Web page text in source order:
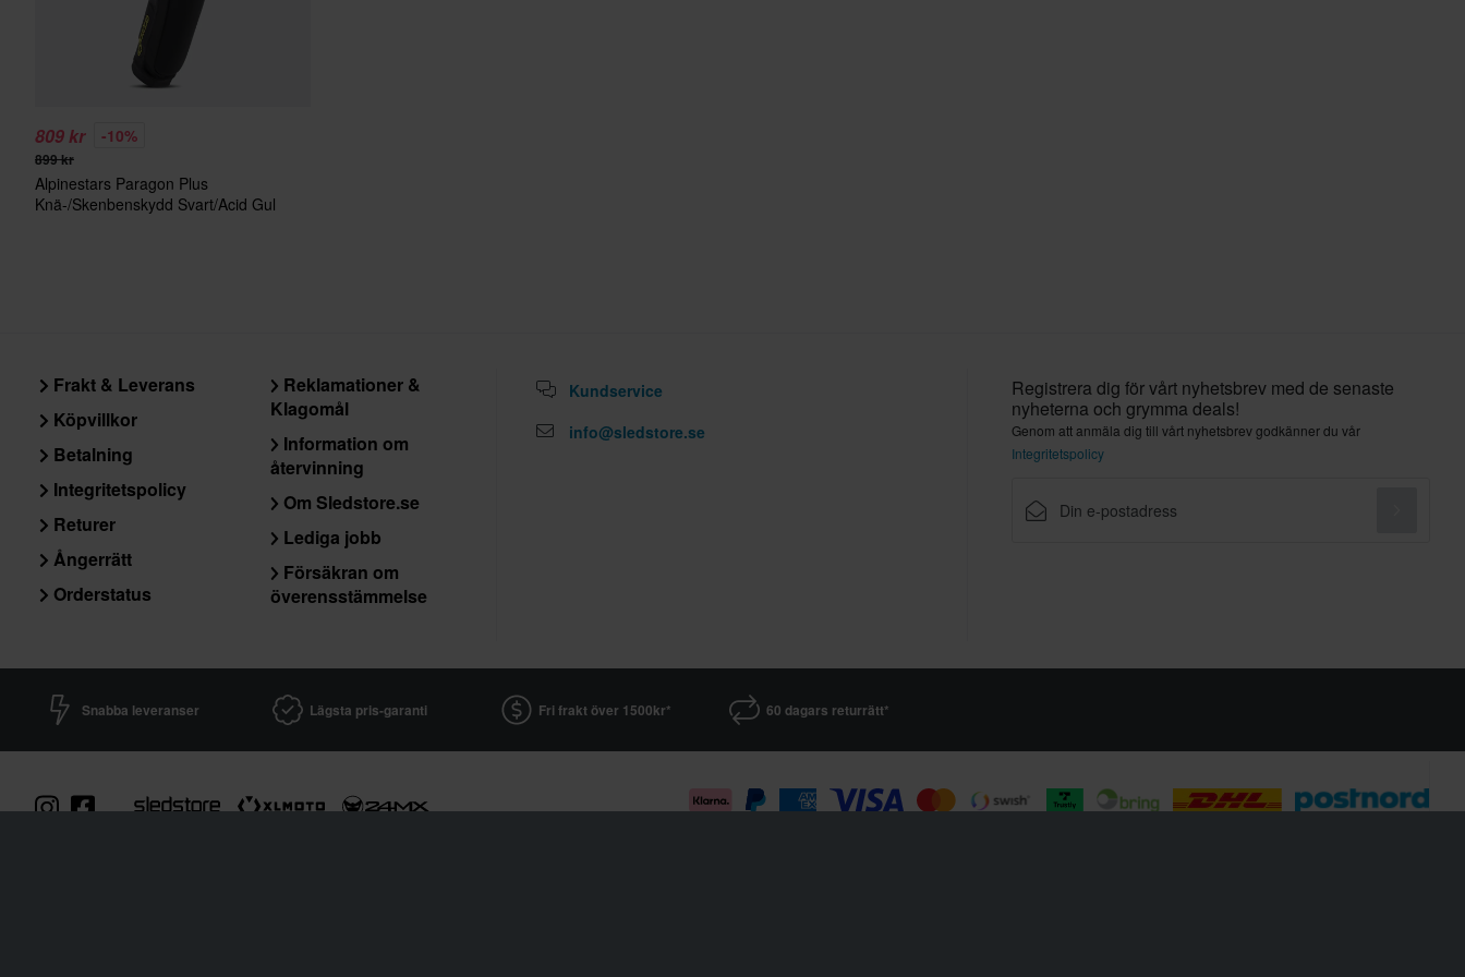
809 kr -10%
899 kr
Alpinestars Paragon Plus
Knä-/Skenbenskydd Svart/Acid Gul
Frakt & Leverans
Köpvillkor
Betalning
Integritetspolicy
Returer
Ångerrätt
Orderstatus
Reklamationer &
Klagomål
Information om
återvinning
Om Sledstore.se
Lediga jobb
Försäkran om
överensstämmelse
Kundservice
info@sledstore.se
Registrera dig för vårt nyhetsbrev med de senaste
nyheterna och grymma deals!
Genom att anmäla dig till vårt nyhetsbrev godkänner du vår
Integritetspolicy
Snabba leveranser Lägsta pris-garanti Fri frakt över 1500kr* 60 dagars returrätt*